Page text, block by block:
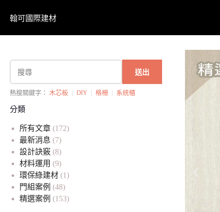
翰可國際建材
送出
熱搜關鍵字： 木芯板 | DIY | 格柵 | 系統櫃
分類
所有文章 (172)
最新消息 (7)
設計訣竅 (8)
材料運用 (9)
環保綠建材 (1)
門組案例 (48)
精選案例 (153)